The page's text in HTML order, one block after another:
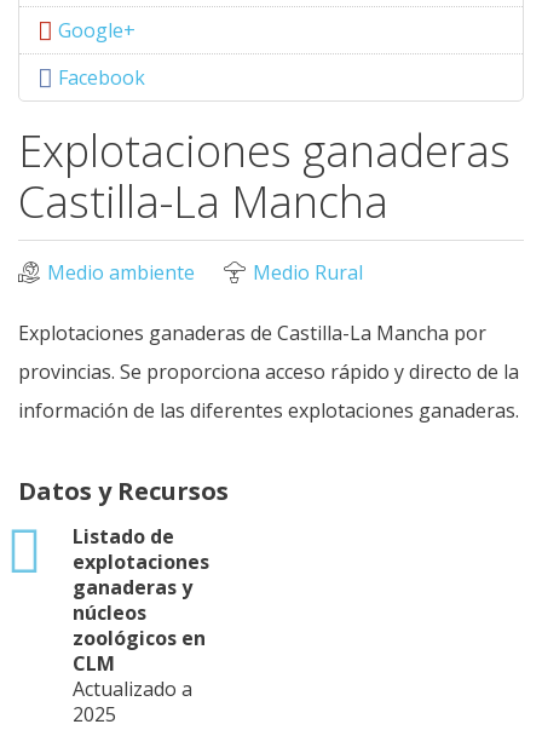
Google+
Facebook
Explotaciones ganaderas
Castilla-La Mancha
Medio ambiente Medio Rural
Explotaciones ganaderas de Castilla-La Mancha por
provincias. Se proporciona acceso rápido y directo de la
información de las diferentes explotaciones ganaderas.
Datos y Recursos
Listado de
explotaciones
ganaderas y
núcleos
zoológicos en
CLM
xlsx
Actualizado a
2025